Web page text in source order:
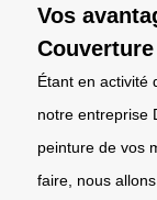
Vos
Couverture
Étant en activité
notre entreprise
peinture de vos
faire, nous